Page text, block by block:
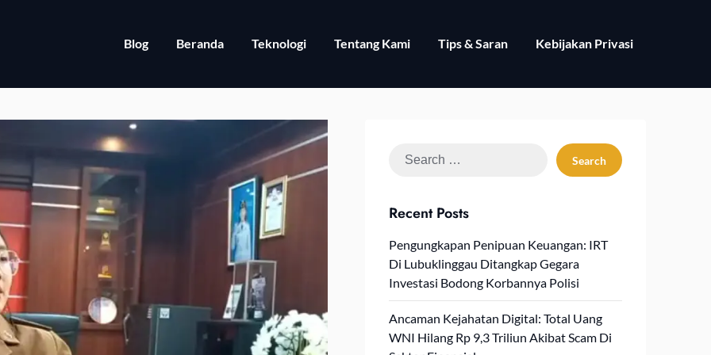
Blog Beranda Teknologi Tentang Kami Tips & Saran Kebijakan Privasi
Search
Recent Posts
Pengungkapan Penipuan Keuangan: IRT
Di Lubuklinggau Ditangkap Gegara
Investasi Bodong Korbannya Polisi
Ancaman Kejahatan Digital: Total Uang
WNI Hilang Rp 9,3 Triliun Akibat Scam Di